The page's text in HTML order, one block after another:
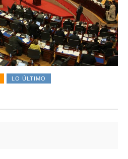
LO ÚLTIMO